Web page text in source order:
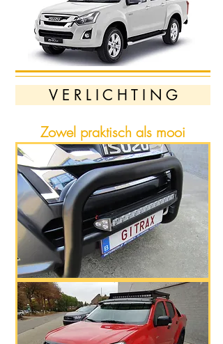
V E R L I C H T I N G
Zowel praktisch als mooi